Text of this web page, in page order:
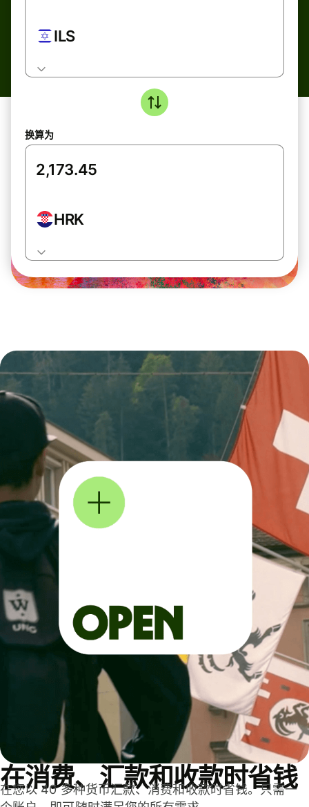
ILS
换算为
HRK
在消费、汇款和收款时省钱
在您以 40 多种货币汇款、消费和收款时省钱。只需一